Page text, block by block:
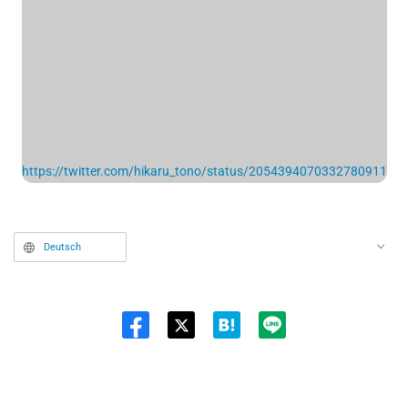
https://twitter.com/hikaru_tono/status/2054394070332780911
Deutsch